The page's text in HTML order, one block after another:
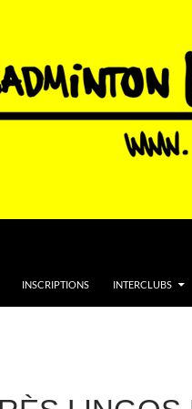
INSCRIPTIONS INTERCLUBS